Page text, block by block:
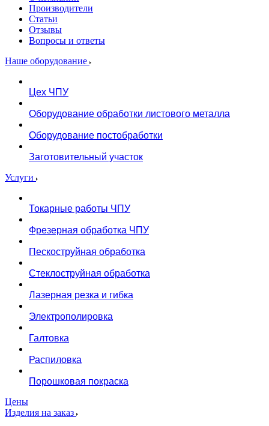
Производители
Статьи
Отзывы
Вопросы и ответы
Наше оборудование
Цех ЧПУ
Оборудование обработки листового металла
Оборудование постобработки
Заготовительный участок
Услуги
Токарные работы ЧПУ
Фрезерная обработка ЧПУ
Пескоструйная обработка
Стеклоструйная обработка
Лазерная резка и гибка
Электрополировка
Галтовка
Распиловка
Порошковая покраска
Цены
Изделия на заказ